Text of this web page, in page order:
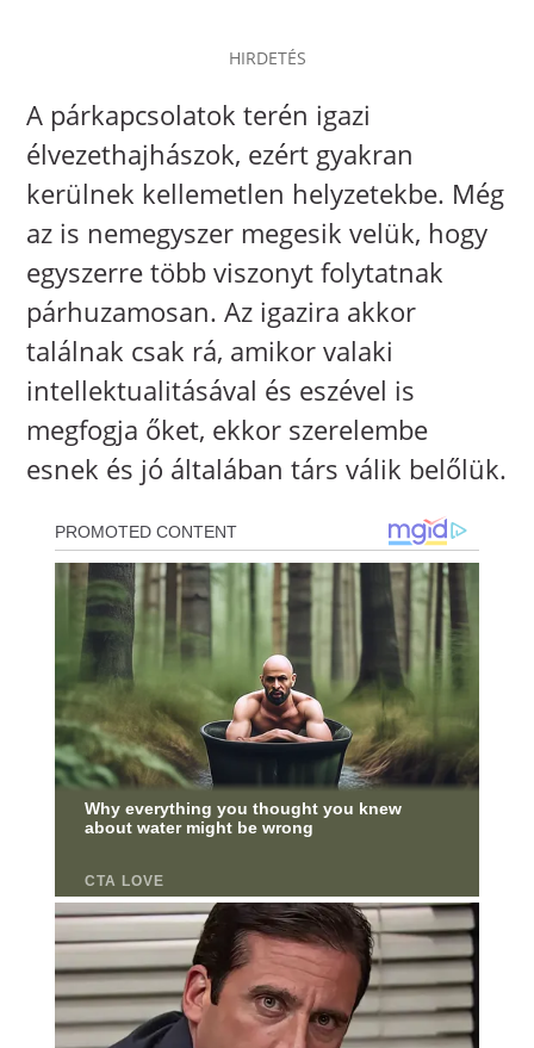
HIRDETÉS
A párkapcsolatok terén igazi
élvezethajhászok, ezért gyakran
kerülnek kellemetlen helyzetekbe. Még
az is nemegyszer megesik velük, hogy
egyszerre több viszonyt folytatnak
párhuzamosan. Az igazira akkor
találnak csak rá, amikor valaki
intellektualitásával és eszével is
megfogja őket, ekkor szerelembe
esnek és jó általában társ válik belőlük.